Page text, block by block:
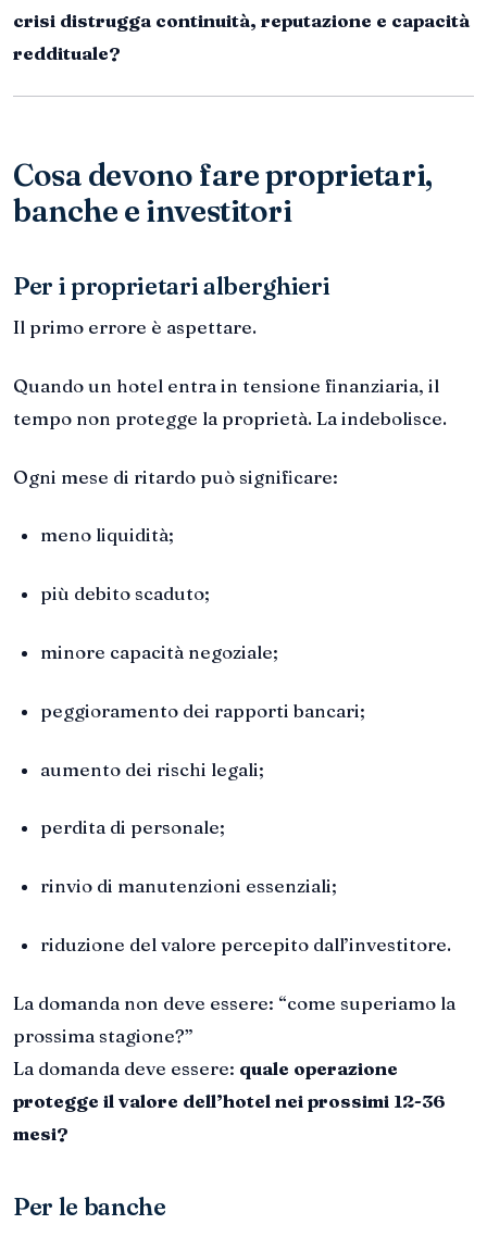
crisi distrugga continuità, reputazione e capacità
reddituale?
Cosa devono fare proprietari,
banche e investitori
Per i proprietari alberghieri
Il primo errore è aspettare.
Quando un hotel entra in tensione finanziaria, il
tempo non protegge la proprietà. La indebolisce.
Ogni mese di ritardo può significare:
meno liquidità;
più debito scaduto;
minore capacità negoziale;
peggioramento dei rapporti bancari;
aumento dei rischi legali;
perdita di personale;
rinvio di manutenzioni essenziali;
riduzione del valore percepito dall’investitore.
La domanda non deve essere: “come superiamo la
prossima stagione?”
La domanda deve essere: quale operazione
protegge il valore dell’hotel nei prossimi 12-36
mesi?
Per le banche